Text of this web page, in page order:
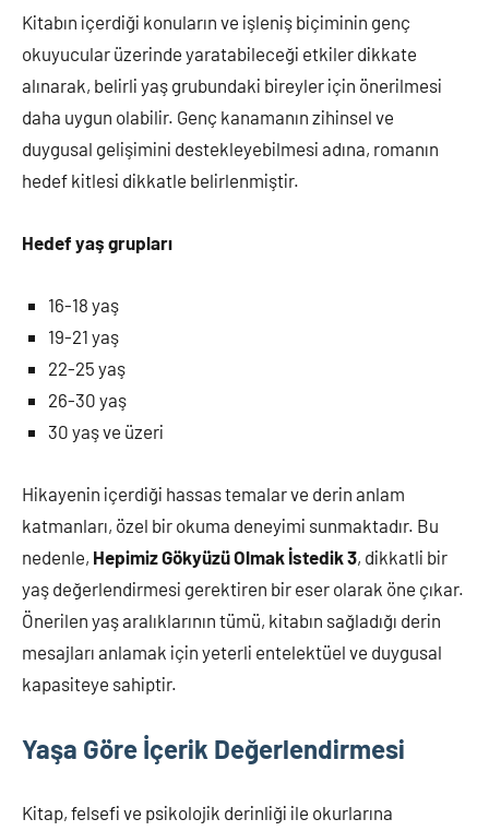
Kitabın içerdiği konuların ve işleniş biçiminin genç
okuyucular üzerinde yaratabileceği etkiler dikkate
alınarak, belirli yaş grubundaki bireyler için önerilmesi
daha uygun olabilir. Genç kanamanın zihinsel ve
duygusal gelişimini destekleyebilmesi adına, romanın
hedef kitlesi dikkatle belirlenmiştir.
Hedef yaş grupları
16-18 yaş
19-21 yaş
22-25 yaş
26-30 yaş
30 yaş ve üzeri
Hikayenin içerdiği hassas temalar ve derin anlam
katmanları, özel bir okuma deneyimi sunmaktadır. Bu
nedenle, Hepimiz Gökyüzü Olmak İstedik 3, dikkatli bir
yaş değerlendirmesi gerektiren bir eser olarak öne çıkar.
Önerilen yaş aralıklarının tümü, kitabın sağladığı derin
mesajları anlamak için yeterli entelektüel ve duygusal
kapasiteye sahiptir.
Yaşa Göre İçerik Değerlendirmesi
Kitap, felsefi ve psikolojik derinliği ile okurlarına